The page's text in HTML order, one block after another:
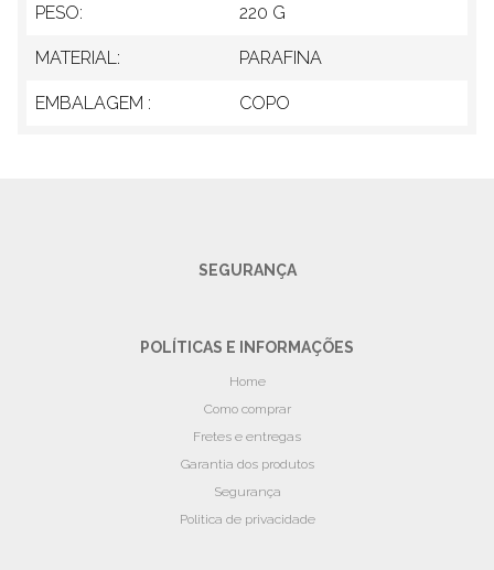
PESO: 220 G
MATERIAL: PARAFINA
EMBALAGEM : COPO
SEGURANÇA
POLÍTICAS E INFORMAÇÕES
Home
Como comprar
Fretes e entregas
Garantia dos produtos
Segurança
Politica de privacidade